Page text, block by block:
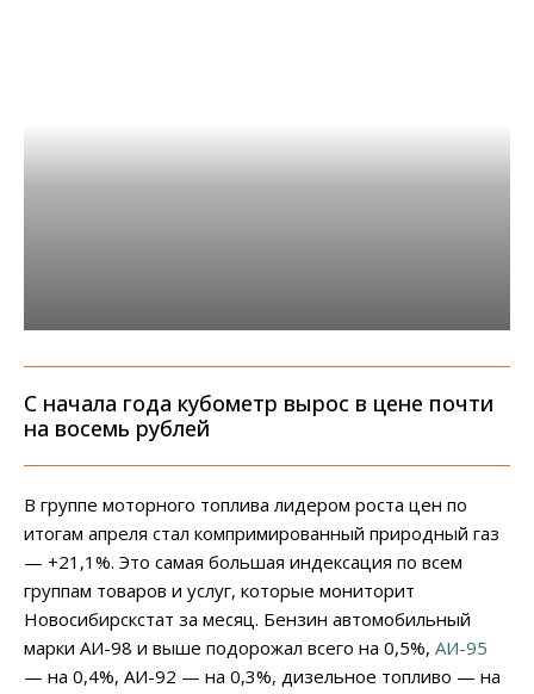
С начала года кубометр вырос в цене почти
на восемь рублей
В группе моторного топлива лидером роста цен по
итогам апреля стал компримированный природный газ
— +21,1%. Это самая большая индексация по всем
группам товаров и услуг, которые мониторит
Новосибирскстат за месяц. Бензин автомобильный
марки АИ-98 и выше подорожал всего на 0,5%, АИ-95
— на 0,4%, АИ-92 — на 0,3%, дизельное топливо — на